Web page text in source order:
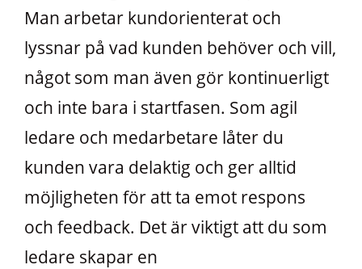
Man arbetar kundorienterat och
lyssnar på vad kunden behöver och vill,
något som man även gör kontinuerligt
och inte bara i startfasen. Som agil
ledare och medarbetare låter du
kunden vara delaktig och ger alltid
möjligheten för att ta emot respons
och feedback. Det är viktigt att du som
ledare skapar en